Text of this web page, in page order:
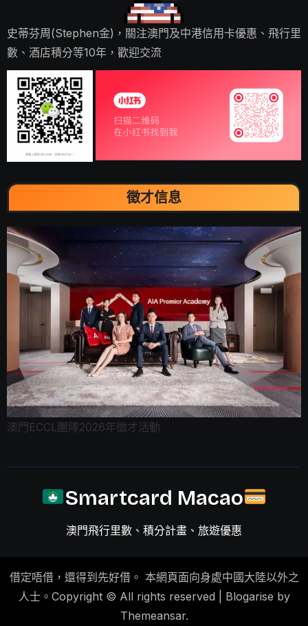
史蒂芬周(Stephen金)，關注澳門及中港信用卡優惠、飛行里
數、酒店積分等10年，歡迎交流
徵才信息
澳門ECCL團隊2026年徵才活動
Smartcard Macao
澳門飛行里數、積分計畫、旅遊優惠
借定唔借，還得到先好借。 本網頁面向身處中國大陸以外之
人士。Copyright © All rights reserved
Blogarise by
Themeansar.